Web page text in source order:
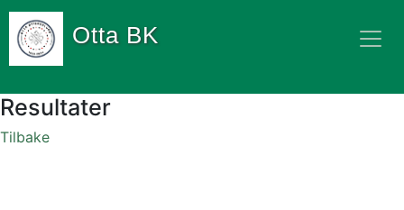
Otta BK
Resultater
Tilbake